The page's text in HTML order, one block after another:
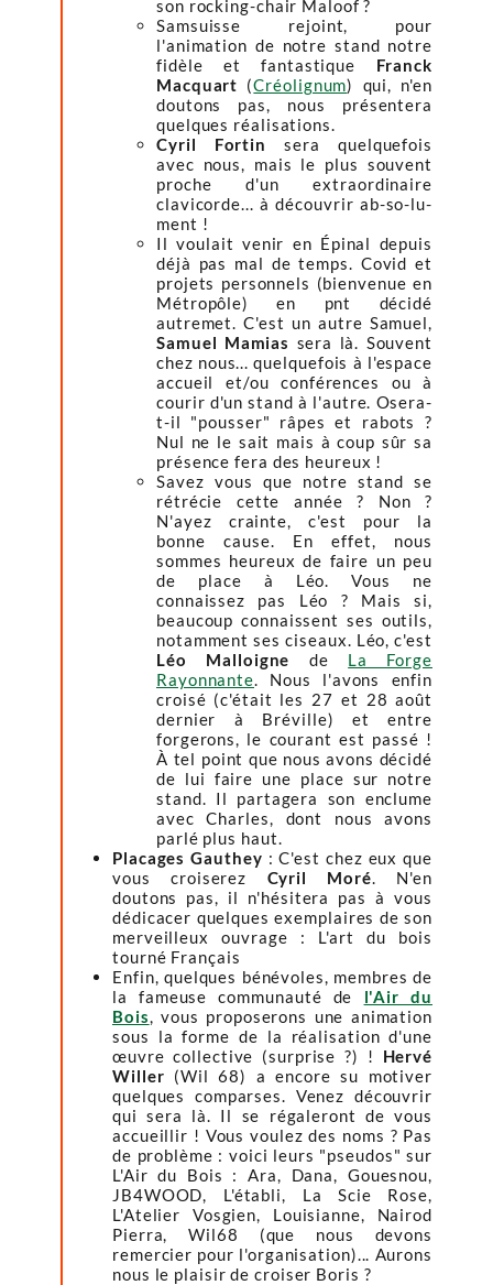
son rocking-chair Maloof ?
Samsuisse rejoint, pour
l'animation de notre stand notre
fidèle et fantastique Franck
Macquart (Créolignum) qui, n'en
doutons pas, nous présentera
quelques réalisations.
Cyril Fortin
sera quelquefois
avec nous, mais le plus souvent
proche d'un extraordinaire
clavicorde... à découvrir ab-so-lu-
ment !
Il voulait venir en Épinal depuis
déjà pas mal de temps. Covid et
projets personnels (bienvenue en
Métropôle) en pnt décidé
autremet. C'est un autre Samuel,
Samuel Mamias sera là. Souvent
chez nous... quelquefois à l'espace
accueil et/ou conférences ou à
courir d'un stand à l'autre. Osera-
t-il "pousser" râpes et rabots ?
Nul ne le sait mais à coup sûr sa
présence fera des heureux !
Savez vous que notre stand se
rétrécie cette année ? Non ?
N'ayez crainte, c'est pour la
bonne cause. En effet, nous
sommes heureux de faire un peu
de place à Léo. Vous ne
connaissez pas Léo ? Mais si,
beaucoup connaissent ses outils,
notamment ses ciseaux. Léo, c'est
Léo Malloigne de La Forge
Rayonnante. Nous l'avons enfin
croisé (c'était les 27 et 28 août
dernier à Bréville) et entre
forgerons, le courant est passé !
À tel point que nous avons décidé
de lui faire une place sur notre
stand. Il partagera son enclume
avec Charles, dont nous avons
parlé plus haut.
Placages Gauthey : C'est chez eux que
vous croiserez Cyril Moré. N'en
doutons pas, il n'hésitera pas à vous
dédicacer quelques exemplaires de son
merveilleux ouvrage : L'art du bois
tourné Français
Enfin, quelques bénévoles, membres de
la fameuse communauté de l'Air du
Bois, vous proposerons une animation
sous la forme de la réalisation d'une
œuvre collective (surprise ?) ! Hervé
Willer (Wil 68) a encore su motiver
quelques comparses. Venez découvrir
qui sera là. Il se régaleront de vous
accueillir ! Vous voulez des noms ? Pas
de problème : voici leurs "pseudos" sur
L'Air du Bois : Ara, Dana, Gouesnou,
JB4WOOD, L'établi, La Scie Rose,
L'Atelier Vosgien, Louisianne, Nairod
Pierra, Wil68 (que nous devons
remercier pour l'organisation)... Aurons
nous le plaisir de croiser Boris ?